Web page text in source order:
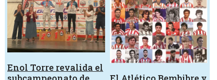
Enol Torre revalida el